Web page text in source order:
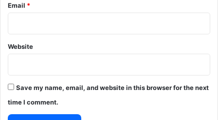
Email *
Website
Save my name, email, and website in this browser for the next
time I comment.